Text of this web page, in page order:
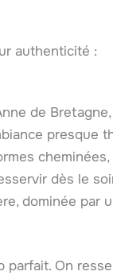
authenticité :
de
presque
dès le
dominée par
parfait. On